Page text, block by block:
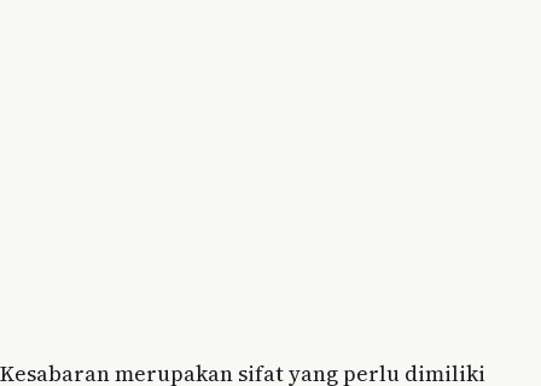
Kesabaran merupakan sifat yang perlu dimiliki